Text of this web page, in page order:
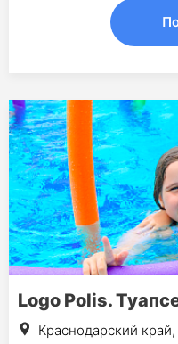
Logo Polis.
Краснодарский край,